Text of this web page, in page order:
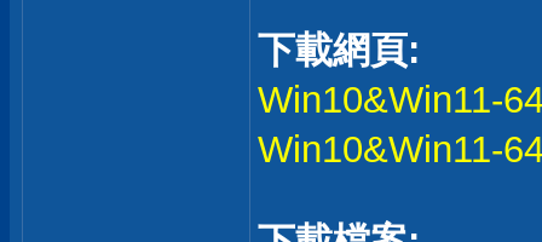
下載網頁:
Win10&Win11-
Win10&Win11-